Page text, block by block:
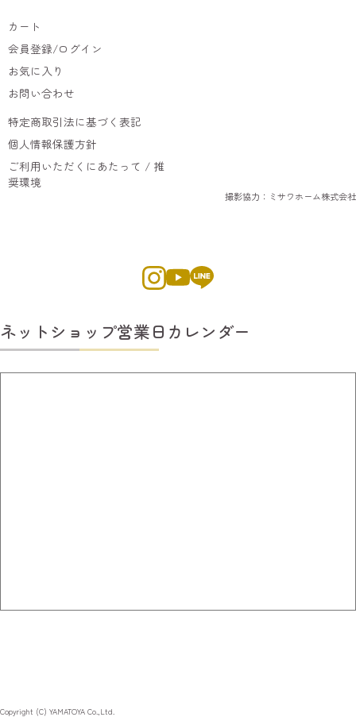
カート
会員登録/ログイン
お気に入り
お問い合わせ
特定商取引法に基づく表記
個人情報保護方針
ご利用いただくにあたって / 推
奨環境
撮影協力：ミサワホーム株式会社
ネットショップ営業日カレンダー
Copyright (C) YAMATOYA Co.,Ltd.